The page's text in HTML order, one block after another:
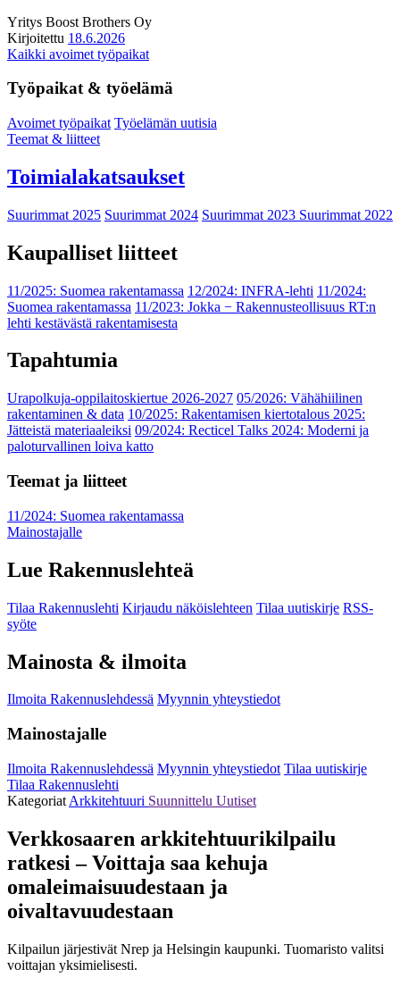
Yritys Boost Brothers Oy
Kirjoitettu 18.6.2026
Kaikki avoimet työpaikat
Työpaikat & työelämä
Avoimet työpaikat Työelämän uutisia
Teemat & liitteet
Toimialakatsaukset
Suurimmat 2025 Suurimmat 2024 Suurimmat 2023 Suurimmat 2022
Kaupalliset liitteet
11/2025: Suomea rakentamassa 12/2024: INFRA-lehti 11/2024:
Suomea rakentamassa 11/2023: Jokka − Rakennusteollisuus RT:n
lehti kestävästä rakentamisesta
Tapahtumia
Urapolkuja-oppilaitoskiertue 2026-2027 05/2026: Vähähiilinen
rakentaminen & data 10/2025: Rakentamisen kiertotalous 2025:
Jätteistä materiaaleiksi 09/2024: Recticel Talks 2024: Moderni ja
paloturvallinen loiva katto
Teemat ja liitteet
11/2024: Suomea rakentamassa
Mainostajalle
Lue Rakennuslehteä
Tilaa Rakennuslehti Kirjaudu näköislehteen Tilaa uutiskirje RSS-
syöte
Mainosta & ilmoita
Ilmoita Rakennuslehdessä Myynnin yhteystiedot
Mainostajalle
Ilmoita Rakennuslehdessä Myynnin yhteystiedot Tilaa uutiskirje
Tilaa Rakennuslehti
Kategoriat Arkkitehtuuri Suunnittelu Uutiset
Verkkosaaren arkkitehtuurikilpailu
ratkesi – Voittaja saa kehuja
omaleimaisuudestaan ja
oivaltavuudestaan
Kilpailun järjestivät Nrep ja Helsingin kaupunki. Tuomaristo valitsi
voittajan yksimielisesti.